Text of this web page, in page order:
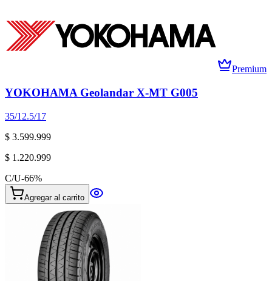
Premium
YOKOHAMA Geolandar X-MT G005
35/12.5/17
$ 3.599.999
$ 1.220.999
C/U-66%
Agregar al carrito